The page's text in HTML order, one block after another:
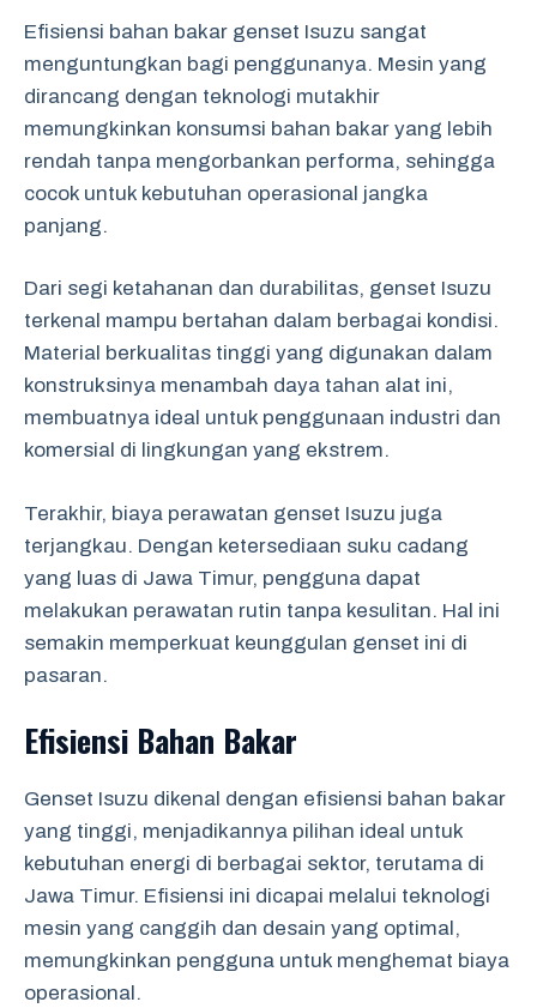
Efisiensi bahan bakar genset Isuzu sangat
menguntungkan bagi penggunanya. Mesin yang
dirancang dengan teknologi mutakhir
memungkinkan konsumsi bahan bakar yang lebih
rendah tanpa mengorbankan performa, sehingga
cocok untuk kebutuhan operasional jangka
panjang.
Dari segi ketahanan dan durabilitas, genset Isuzu
terkenal mampu bertahan dalam berbagai kondisi.
Material berkualitas tinggi yang digunakan dalam
konstruksinya menambah daya tahan alat ini,
membuatnya ideal untuk penggunaan industri dan
komersial di lingkungan yang ekstrem.
Terakhir, biaya perawatan genset Isuzu juga
terjangkau. Dengan ketersediaan suku cadang
yang luas di Jawa Timur, pengguna dapat
melakukan perawatan rutin tanpa kesulitan. Hal ini
semakin memperkuat keunggulan genset ini di
pasaran.
Efisiensi Bahan Bakar
Genset Isuzu dikenal dengan efisiensi bahan bakar
yang tinggi, menjadikannya pilihan ideal untuk
kebutuhan energi di berbagai sektor, terutama di
Jawa Timur. Efisiensi ini dicapai melalui teknologi
mesin yang canggih dan desain yang optimal,
memungkinkan pengguna untuk menghemat biaya
operasional.